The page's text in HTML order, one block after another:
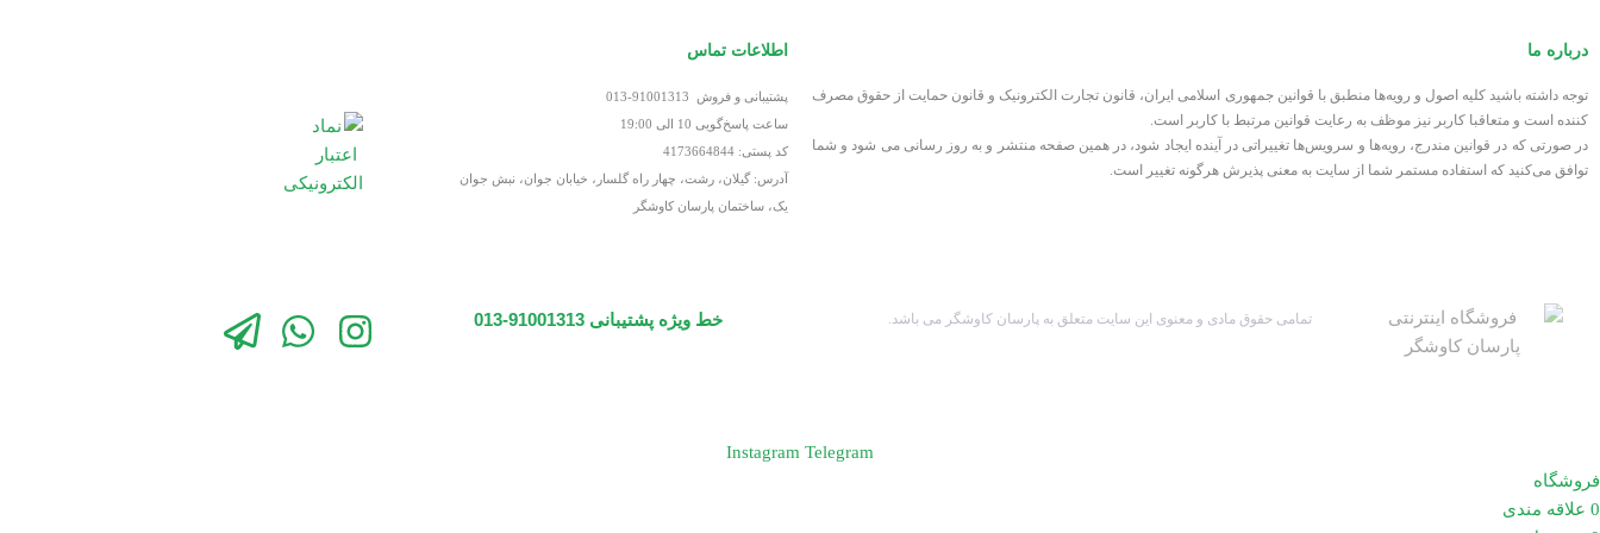
درباره ما
توجه داشته باشید کلیه اصول و رویه‏‌ها منطبق با قوانین جمهوری اسلامی ایران، قانون تجارت الکترونیک و قانون حمایت از حقوق مصرف
کننده است و متعاقبا کاربر نیز موظف به رعایت قوانین مرتبط با کاربر است.
در صورتی که در قوانین مندرج، رویه‏‌ها و سرویس‏‌ها تغییراتی در آینده ایجاد شود، در همین صفحه منتشر و به روز رسانی می شود و شما
توافق می‏‌کنید که استفاده مستمر شما از سایت به معنی پذیرش هرگونه تغییر است.
اطلاعات تماس
پشتیبانی و فروش 91001313-013
ساعت پاسخ‌گویی 10 الی 19:00
کد پستی: 4173664844
آدرس: گیلان، رشت، چهار راه گلسار، خیابان جوان، نبش جوان
یک، ساختمان پارسان کاوشگر
تمامی حقوق مادی و معنوی این سایت متعلق به پارسان کاوشگر می باشد. خط ویژه پشتیبانی 91001313-013
Instagram Telegram
فروشگاه
0 علاقه مندی